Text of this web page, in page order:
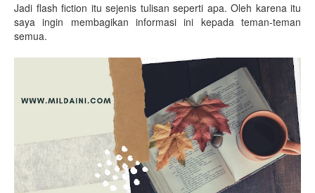
Jadi flash fiction itu sejenis tulisan seperti apa. Oleh karena itu
saya ingin membagikan informasi ini kepada teman-teman
semua.